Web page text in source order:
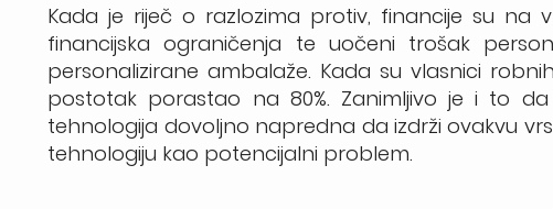
Kada je riječ o razlozima protiv, financije su na
financijska ograničenja te uočeni trošak
personalizirane ambalaže. Kada su vlasnici
postotak porastao na 80%. Zanimljivo je i to
tehnologija dovoljno napredna da izdrži ovakvu
tehnologiju kao potencijalni problem.